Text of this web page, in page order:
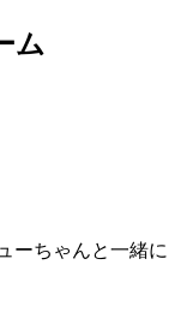
ム
ーちゃんと一緒に